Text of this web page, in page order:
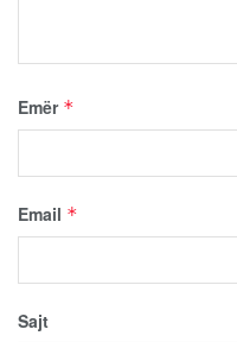
Emër *
Email *
Sajt